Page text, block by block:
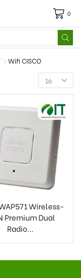
0
Wifi CISCO
Wireless-
Premium Dual
Radio...